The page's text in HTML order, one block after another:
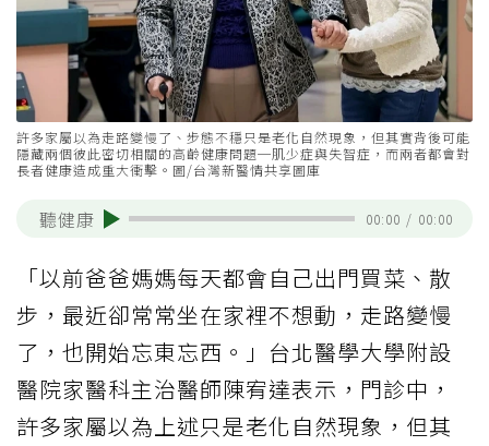
許多家屬以為走路變慢了、步態不穩只是老化自然現象，但其實背後可能
隱藏兩個彼此密切相關的高齡健康問題─肌少症與失智症，而兩者都會對
長者健康造成重大衝擊。圖/台灣新醫情共享圖庫
聽健康 00:00 / 00:00
「以前爸爸媽媽每天都會自己出門買菜、散
步，最近卻常常坐在家裡不想動，走路變慢
了，也開始忘東忘西。」台北醫學大學附設
醫院家醫科主治醫師陳宥達表示，門診中，
許多家屬以為上述只是老化自然現象，但其